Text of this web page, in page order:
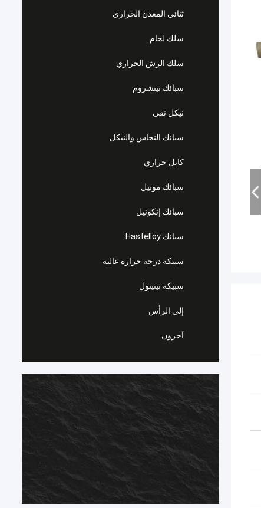
ثنائي المعدن الحراري
سلك لحام
سلك الرش الحراري
سبائك نيتشروم
نيكل نقي
سبائك النحاس والنيكل
كابل حراري
سبائك مونيل
سبائك إنكونيل
سبائك Hastelloy
سبيكة درجة حرارة عالية
سبيكة نيتينول
إلى الرأس
آحرون